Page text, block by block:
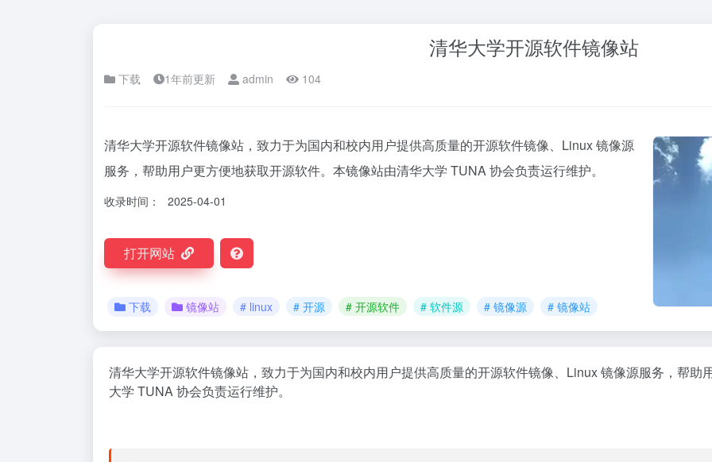
清华大学开源软件镜像站
下载 1年前更新 admin 104
清华大学开源软件镜像站，致力于为国内和校内用户提供高质量的开源软件镜像、Linux 镜像源
服务，帮助用户更方便地获取开源软件。本镜像站由清华大学 TUNA 协会负责运行维护。
收录时间： 2025-04-01
打开网站
下载 镜像站 # linux # 开源 # 开源软件 # 软件源 # 镜像源 # 镜像站
清华大学开源软件镜像站，致力于为国内和校内用户提供高质量的开源软件镜像、Linux 镜像源服务，帮助
大学 TUNA 协会负责运行维护。